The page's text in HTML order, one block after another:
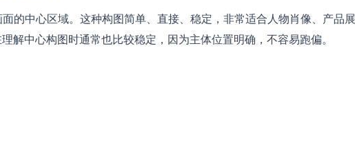
的中心区域。这种构图简单、直接、稳定，非常适合人物肖像、产品
解中心构图时通常也比较稳定，因为主体位置明确，不容易跑偏。